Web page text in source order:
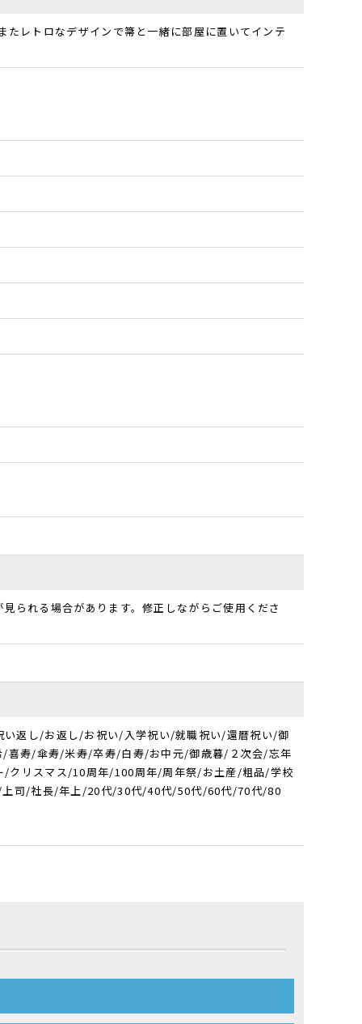
レトロなデザインで箒と一緒に部屋に置いてインテ
られる場合があります。修正しながらご使用くださ
返し/お返し/お祝い/入学祝い/就職祝い/還暦祝い/御
寿/傘寿/米寿/卒寿/白寿/お中元/御歳暮/２次会/忘年
クリスマス/10周年/100周年/周年祭/お土産/粗品/学校
司/社長/年上/20代/30代/40代/50代/60代/70代/80